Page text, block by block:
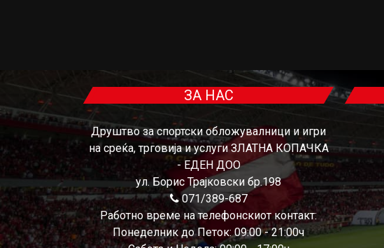
ЗА НАС
Друштво за спортски обложувалници и игри
на среќа, трговија и услуги ЗЛАТНА КОПАЧКА
- ЕДЕН ДОО
ул. Борис Трајковски бр.198
071/389-687
Работно време на телефонскиот контакт:
Понеделник до Петок: 09:00 - 21:00ч